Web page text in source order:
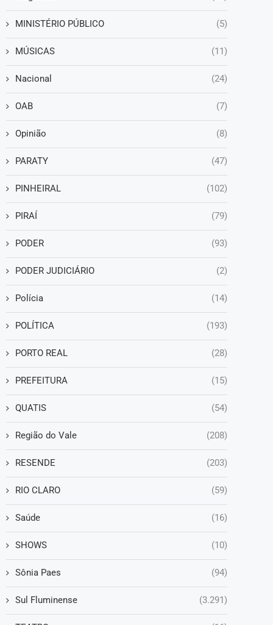
MINISTÉRIO PÚBLICO (5)
MÚSICAS (11)
Nacional (24)
OAB (7)
Opinião (8)
PARATY (47)
PINHEIRAL (102)
PIRAÍ (79)
PODER (93)
PODER JUDICIÁRIO (2)
Polícia (14)
POLÍTICA (193)
PORTO REAL (28)
PREFEITURA (15)
QUATIS (54)
Região do Vale (208)
RESENDE (203)
RIO CLARO (59)
Saúde (16)
SHOWS (10)
Sônia Paes (94)
Sul Fluminense (3.291)